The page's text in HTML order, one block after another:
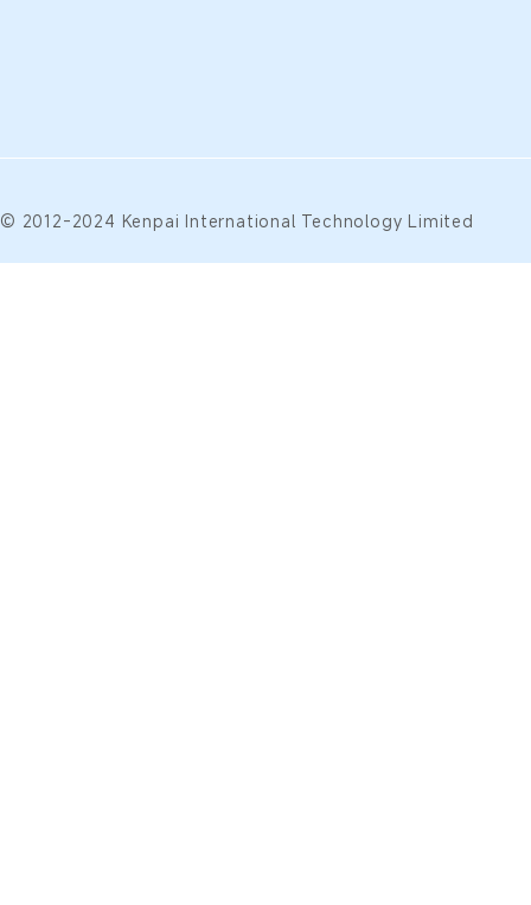
© 2012-2024 Kenpai International Technology Limited